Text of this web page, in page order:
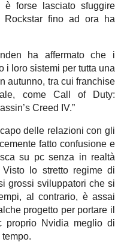
forse lasciato sfuggire
Rockstar fino ad ora ha
ha affermato che i
i loro sistemi per tutta una
autunno, tra cui franchise
come Call of Duty:
Creed IV.”
delle relazioni con gli
fatto confusione e
su pc senza in realtà
lo stretto regime di
grossi sviluppatori che si
al contrario, è assai
progetto per portare il
proprio Nvidia meglio di